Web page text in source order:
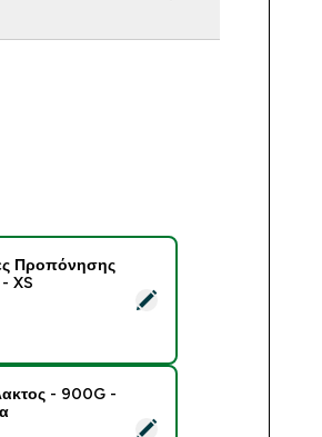
Προπόνησης MP Unisex -
Προπόνησης
XS
Ορού Γάλακτος - 900G - 30servings -
- 900G -